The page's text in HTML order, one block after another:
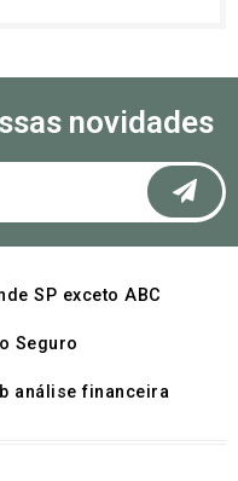
novidades
SP exceto ABC
Seguro
análise financeira